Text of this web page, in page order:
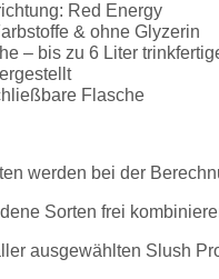
Red Energy
& ohne Glyzerin
– bis zu 6 Liter
Flasche
werden bei der
Sorten frei
ausgewählten Slush